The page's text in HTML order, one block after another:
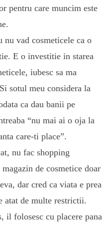
pentru care muncim este
nu vad cosmeticele ca o
E o investitie in starea
iubesc sa ma
sotul meu considera la
ca dau banii pe
“nu mai ai o oja la
care-ti place”.
nu fac shopping
de cosmetice doar
dar cred ca viata e prea
atat de multe restrictii.
il folosesc cu placere pana